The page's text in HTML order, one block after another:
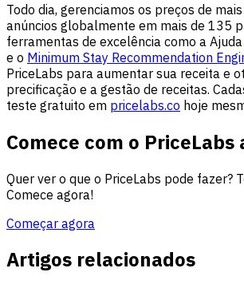
Todo dia, gerenciamos os preços de
anúncios globalmente em mais de 135
ferramentas de excelência como a
e o Minimum Stay Recommendation
PriceLabs para aumentar sua receita e
precificação e a gestão de receitas.
teste gratuito em pricelabs.co hoje
Comece com o PriceLabs
Quer ver o que o PriceLabs pode fazer?
Comece agora!
Começar agora
Artigos relacionados